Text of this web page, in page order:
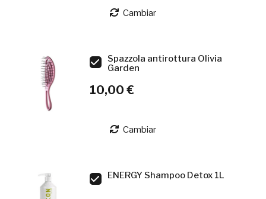
Cambiar
Spazzola antirottura Olivia
Garden
10,00 €
Cambiar
ENERGY Shampoo Detox 1L